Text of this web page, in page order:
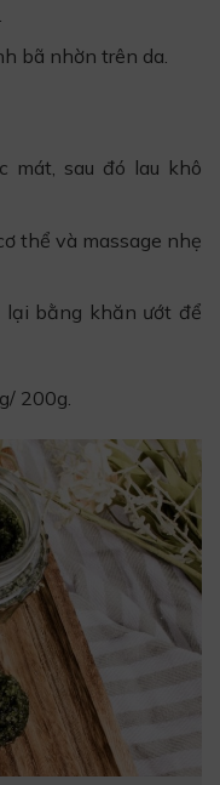
bã nhờn trên da.
mát, sau đó lau khô
thể và massage nhẹ
lại bằng khăn ướt để
200g.